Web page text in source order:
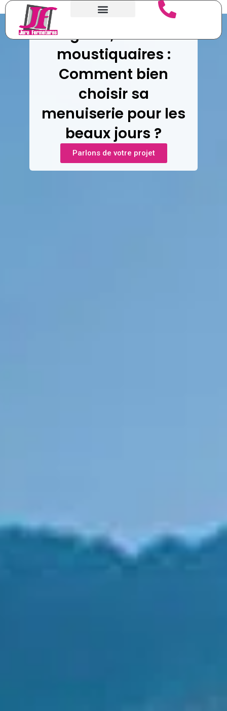
Aller
contenu
Pergolas, stores et
moustiquaires :
Comment bien
choisir sa
menuiserie pour les
beaux jours ?
Parlons de votre projet